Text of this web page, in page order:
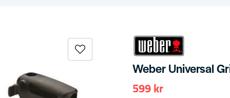
Weber Universal
599 kr